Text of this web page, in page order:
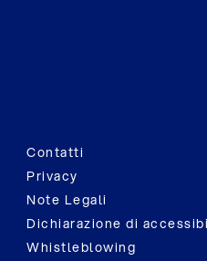
Contatti
Privacy
Note Legali
Dichiarazione di
Whistleblowing